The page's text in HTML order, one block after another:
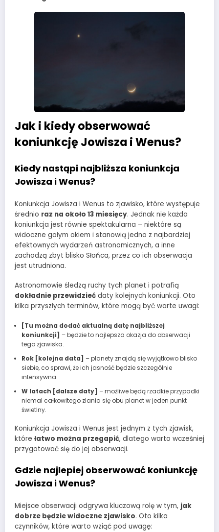
Jak i kiedy obserwować
koniunkcję Jowisza i Wenus?
Kiedy nastąpi najbliższa koniunkcja
Jowisza i Wenus?
Koniunkcja Jowisza i Wenus to zjawisko, które występuje
średnio raz na około 13 miesięcy. Jednak nie każda
koniunkcja jest równie spektakularna – niektóre są
widoczne gołym okiem i stanowią jedno z najbardziej
efektownych wydarzeń astronomicznych, a inne
zachodzą zbyt blisko Słońca, przez co ich obserwacja
jest utrudniona.
Astronomowie śledzą ruchy tych planet i potrafią
dokładnie przewidzieć daty kolejnych koniunkcji. Oto
kilka przyszłych terminów, które mogą być warte uwagi:
[Tu można dodać aktualną datę najbliższej
koniunkcji] – będzie to najlepsza okazja do obserwacji
tego zjawiska.
Rok [kolejna data] – planety znajdą się wyjątkowo blisko
siebie, co sprawi, że ich jasność będzie szczególnie
intensywna.
W latach [dalsze daty] – możliwe będą rzadkie przypadki
niemal całkowitego zlania się obu planet w jeden punkt
świetlny.
Koniunkcja Jowisza i Wenus jest jednym z tych zjawisk,
które łatwo można przegapić, dlatego warto wcześniej
przygotować się do jej obserwacji.
Gdzie najlepiej obserwować koniunkcję
Jowisza i Wenus?
Miejsce obserwacji odgrywa kluczową rolę w tym, jak
dobrze będzie widoczne zjawisko. Oto kilka
czynników, które warto wziąć pod uwagę: